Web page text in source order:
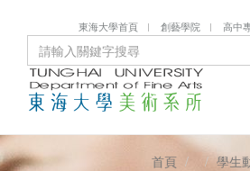
東海大學首頁 創藝學院 高中
首頁
學生